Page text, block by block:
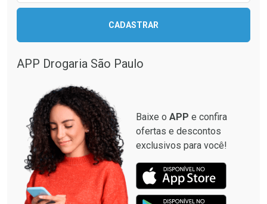
CADASTRAR
APP Drogaria São Paulo
Baixe o APP e confira
ofertas e descontos
exclusivos para você!